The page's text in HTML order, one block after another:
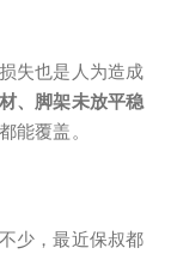
失也是人为造成
、脚架未放平稳
能覆盖。
少，最近保叔都